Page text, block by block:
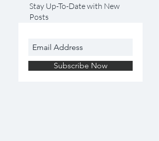
Stay Up-To-Date with New
Posts
Subscribe Now